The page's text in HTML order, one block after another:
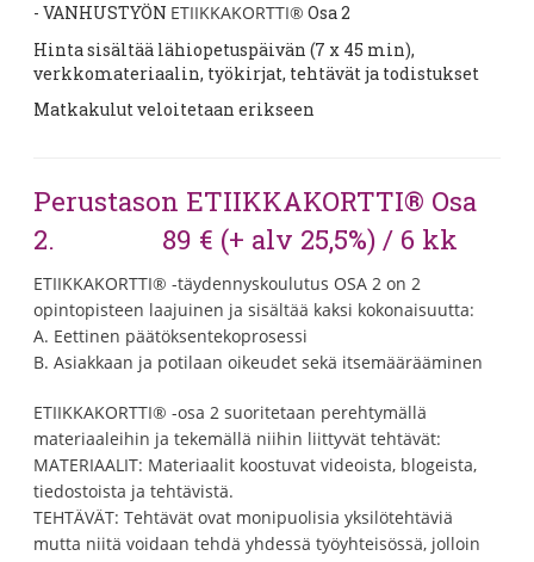
- VANHUSTYÖN ETIIKKAKORTTI® Osa 2
Hinta sisältää lähiopetuspäivän (7 x 45 min),
verkkomateriaalin, työkirjat, tehtävät ja todistukset
Matkakulut veloitetaan erikseen
Perustason ETIIKKAKORTTI® Osa
2. 89 € (+ alv 25,5%) / 6 kk
ETIIKKAKORTTI® -täydennyskoulutus OSA 2 on 2
opintopisteen laajuinen ja sisältää kaksi kokonaisuutta:
A. Eettinen päätöksentekoprosessi
B. Asiakkaan ja potilaan oikeudet sekä itsemäärääminen
ETIIKKAKORTTI® -osa 2 suoritetaan perehtymällä
materiaaleihin ja tekemällä niihin liittyvät tehtävät:
MATERIAALIT: Materiaalit koostuvat videoista, blogeista,
tiedostoista ja tehtävistä.
TEHTÄVÄT: Tehtävät ovat monipuolisia yksilötehtäviä
mutta niitä voidaan tehdä yhdessä työyhteisössä, jolloin